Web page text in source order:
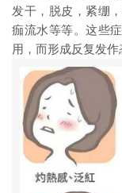
发干，脱皮，紧绷
痂流水等等。这些
用，而形成反复发作